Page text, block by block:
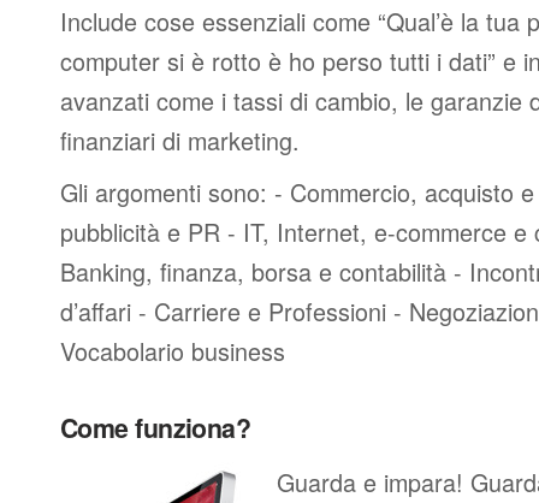
Include cose essenziali come “Qual’è la tua
computer si è rotto è ho perso tutti i dati” e
avanzati come i tassi di cambio, le garanzie
finanziari di marketing.
Gli argomenti sono: - Commercio, acquisto
pubblicità e PR - IT, Internet, e-commerce e
Banking, finanza, borsa e contabilità -
d’affari - Carriere e Professioni -
Vocabolario business
Come funziona?
Guarda e impara!